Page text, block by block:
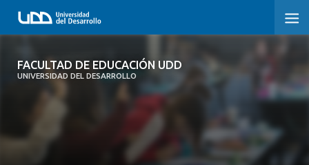
FACULTAD DE EDUCACIÓN UDD
UNIVERSIDAD DEL DESARROLLO
FACULTAD DE EDUCACIÓN UDD